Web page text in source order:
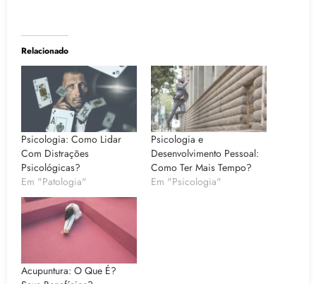
Relacionado
Psicologia: Como Lidar
Com Distrações
Psicológicas?
Em "Patologia"
Psicologia e
Desenvolvimento Pessoal:
Como Ter Mais Tempo?
Em "Psicologia"
Acupuntura: O Que É?